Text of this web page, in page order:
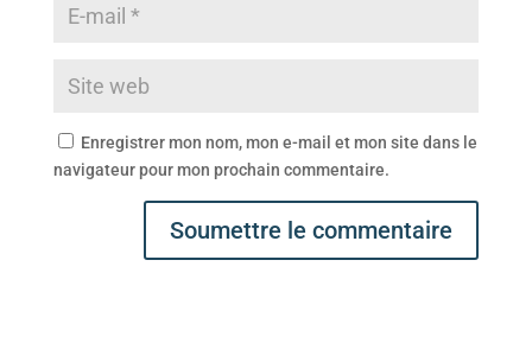
Enregistrer mon nom, mon e-mail et mon site dans le
navigateur pour mon prochain commentaire.
Soumettre le commentaire